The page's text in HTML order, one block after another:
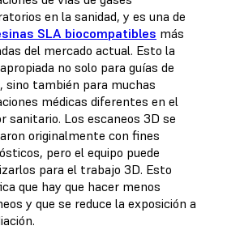
en la sanidad, y es una de
SLA biocompatibles más
del mercado actual. Esto la
no solo para guías de
sino también para muchas
médicas diferentes en el
sanitario. Los escaneos 3D se
originalmente con fines
pero el equipo puede
para el trabajo 3D. Esto
que hay que hacer menos
y que se reduce la exposición a